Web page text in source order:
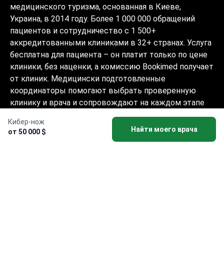
Кибер-нож
от 50 000 $
Найти моего врача
медицинского туризма, основанная в Киеве,
Украина, в 2014 году. Более 1 000 000 обращений
пациентов и сотрудничество с 1 500+
аккредитованными клиниками в 32+ странах. Услуга
бесплатна для пациента – он платит только по цене
клиники, без наценки, а комиссию Bookimed получает
от клиник. Медицински подготовленные
координаторы помогают выбрать проверенную
клинику и врача и сопровождают на каждом этапе
на 10+ языках. Платформа имеет аккредитацию
Global Healthcare Accreditation, ранее была
сертифицирована Temos (2024–2025). Рейтинг 4.6 на